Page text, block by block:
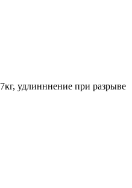
удлинннение при разрыве